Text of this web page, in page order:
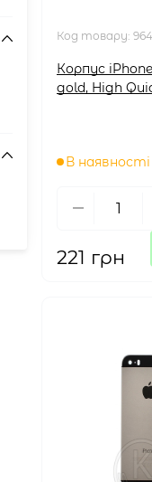
Код товару:
Корпус
gold, High
В наявності
221 грн